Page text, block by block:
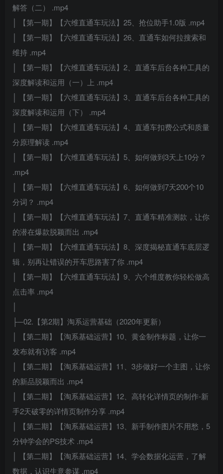
解答（二） .mp4
│ 【第一期】【六维直通车玩法】25、抢位助手1.0版 .mp4
│ 【第一期】【六维直通车玩法】26、直通车如何拉搜索和
维持 .mp4
│ 【第一期】【六维直通车玩法】2、直通车后台各种工具的
深度解读和运用（一）上 .mp4
│ 【第一期】【六维直通车玩法】3、直通车后台各种工具的
深度解读和运用（下） .mp4
│ 【第一期】【六维直通车玩法】4、直通车扣费公式和质量
分原理解读 .mp4
│ 【第一期】【六维直通车玩法】5、如何做到3天上10分？
.mp4
│ 【第一期】【六维直通车玩法】6、如何做到7天200个10
分词？ .mp4
│ 【第一期】【六维直通车玩法】7、直通车精准测款，让你
的潜在爆款脱颖而出 .mp4
│ 【第一期】【六维直通车玩法】8、深度揭秘直通车底层逻
辑，别再让错误的开车思路害了你 .mp4
│ 【第一期】【六维直通车玩法】9、六个维度教你轻松做高
点击率 .mp4
├─02.【第2期】淘系运营基础（2020年更新）
│ 【第二期】【淘系基础运营】10、黄金制作标题，让你一
发布就有访客 .mp4
│ 【第二期】【淘系基础运营】11、3步做好一个主图，让你
的新品脱颖而出 .mp4
│ 【第二期】【淘系基础运营】12、高转化详情页的制作-新
手2天破零的详情页制作分享 .mp4
│ 【第二期】【淘系基础运营】13、新手制作图片不用愁，5
分钟学会的PS技术 .mp4
│ 【第二期】【淘系基础运营】14、学会数据化运营，了解
数据，认识生意参谋 .mp4